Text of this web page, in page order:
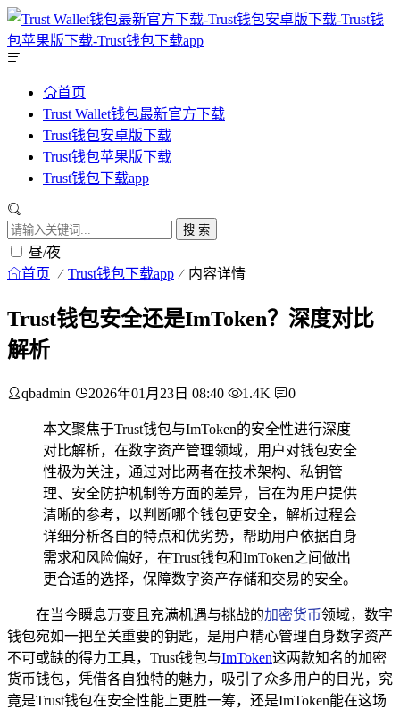
首页
Trust Wallet钱包最新官方下载
Trust钱包安卓版下载
Trust钱包苹果版下载
Trust钱包下载app
搜 索
昼/夜
首页 Trust钱包下载app 内容详情
Trust钱包安全还是ImToken？深度对比
解析
qbadmin 2026年01月23日 08:40 1.4K 0
本文聚焦于Trust钱包与ImToken的安全性进行深度
对比解析，在数字资产管理领域，用户对钱包安全
性极为关注，通过对比两者在技术架构、私钥管
理、安全防护机制等方面的差异，旨在为用户提供
清晰的参考，以判断哪个钱包更安全，解析过程会
详细分析各自的特点和优劣势，帮助用户依据自身
需求和风险偏好，在Trust钱包和ImToken之间做出
更合适的选择，保障数字资产存储和交易的安全。
在当今瞬息万变且充满机遇与挑战的加密货币领域，数字
钱包宛如一把至关重要的钥匙，是用户精心管理自身数字资产
不可或缺的得力工具，Trust钱包与ImToken这两款知名的加密
货币钱包，凭借各自独特的魅力，吸引了众多用户的目光，究
竟是Trust钱包在安全性能上更胜一筹，还是ImToken能在这场